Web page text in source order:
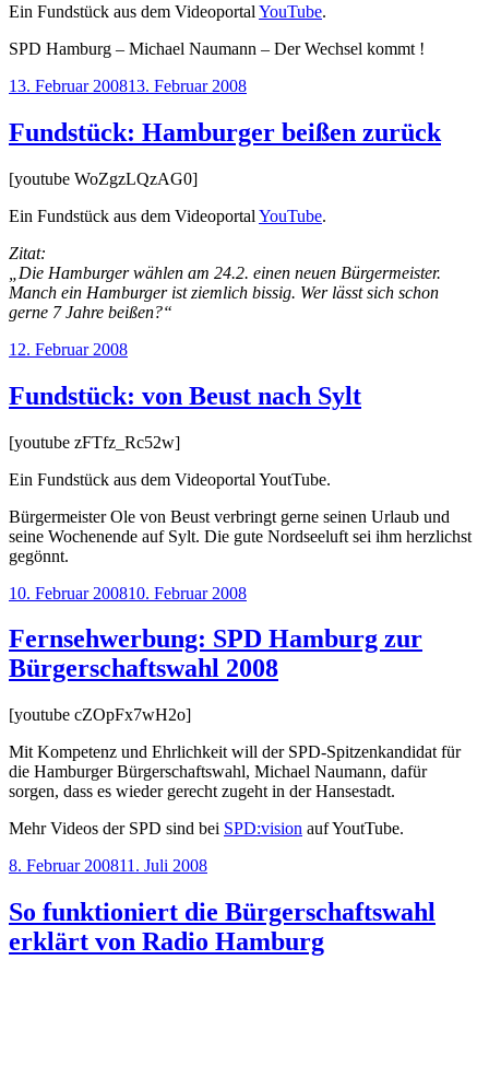
Ein Fundstück aus dem Videoportal YouTube.
SPD Hamburg – Michael Naumann – Der Wechsel kommt !
Veröffentlicht
13. Februar 200813. Februar 2008
Fundstück: Hamburger beißen zurück
[youtube WoZgzLQzAG0]
Ein Fundstück aus dem Videoportal YouTube.
Zitat:
Die Hamburger wählen am 24.2. einen neuen Bürgermeister.
Manch ein Hamburger ist ziemlich bissig. Wer lässt sich schon
gerne 7 Jahre beißen?“
Veröffentlicht
12. Februar 2008
Fundstück: von Beust nach Sylt
[youtube zFTfz_Rc52w]
Ein Fundstück aus dem Videoportal YoutTube.
Bürgermeister Ole von Beust verbringt gerne seinen Urlaub und
seine Wochenende auf Sylt. Die gute Nordseeluft sei ihm herzlichst
gegönnt.
Veröffentlicht
10. Februar 200810. Februar 2008
Fernsehwerbung: SPD Hamburg zur
Bürgerschaftswahl 2008
[youtube cZOpFx7wH2o]
Mit Kompetenz und Ehrlichkeit will der SPD-Spitzenkandidat für
die Hamburger Bürgerschaftswahl, Michael Naumann, dafür
sorgen, dass es wieder gerecht zugeht in der Hansestadt.
Mehr Videos der SPD sind bei SPD:vision auf YoutTube.
Veröffentlicht
8. Februar 200811. Juli 2008
So funktioniert die Bürgerschaftswahl
erklärt von Radio Hamburg